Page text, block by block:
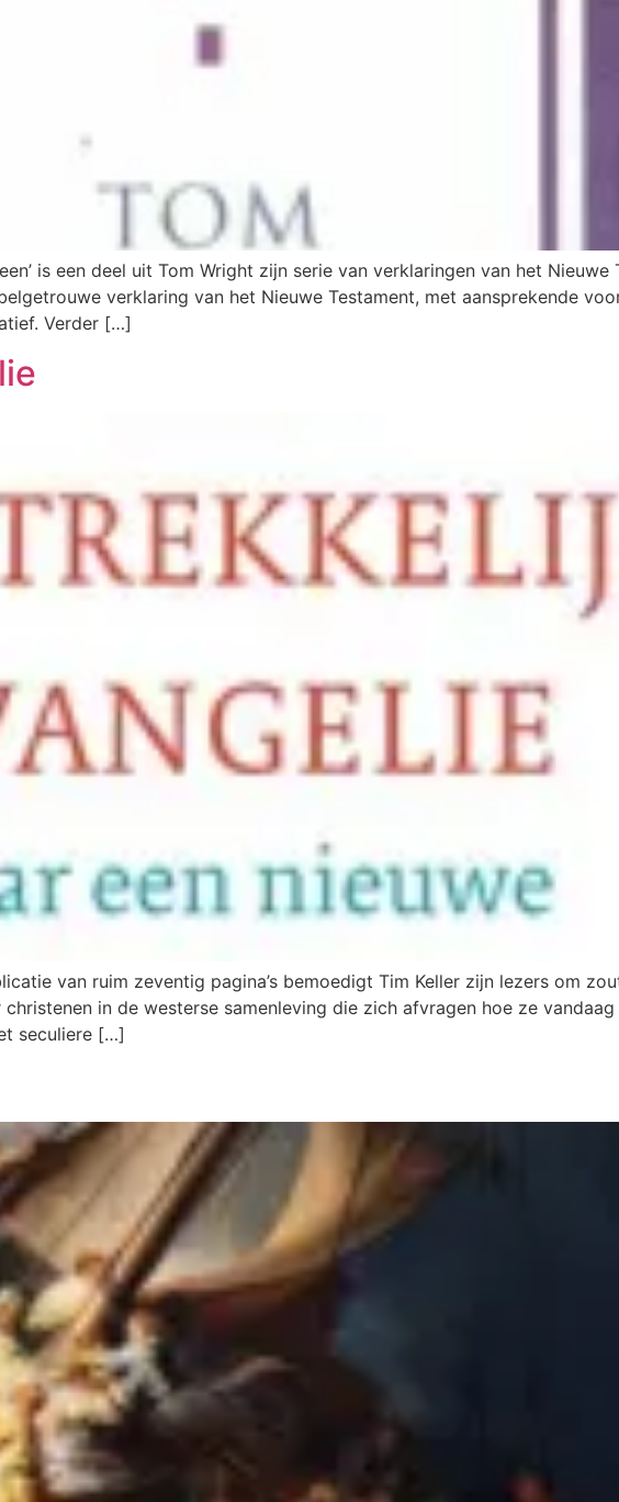
is een deel uit Tom Wright zijn serie van verklaringen van het
verklaring van het Nieuwe Testament, met aansprekende
Verder […]
van ruim zeventig pagina’s bemoedigt Tim Keller zijn lezers om
in de westerse samenleving die zich afvragen hoe ze
seculiere […]